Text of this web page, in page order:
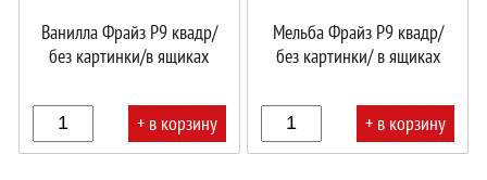
Ванилла Фрайз Р9 квадр/
без картинки/в ящиках
+ в корзину
Мельба Фрайз Р9 квадр/
без картинки/ в ящиках
+ в корзину